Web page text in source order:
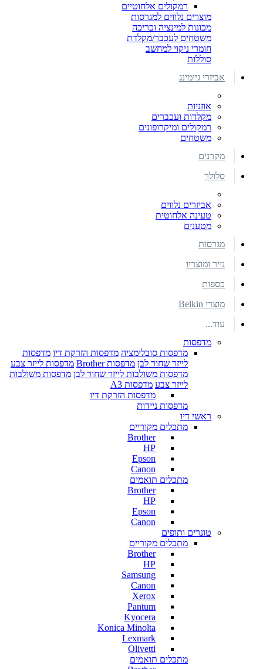
רמקולים אלחוטיים
מוצרים נלווים למגרסות
מכונות למינציה וכריכה
משטחים לעכבר/מקלדת
חומרי ניקוי למחשב
סוללות
אביזרי גיימינג
אוזניות
מקלדות ועכברים
רמקולים ומיקרופונים
משטחים
מקרנים
סלולר
אביזרים נלווים
טעינה אלחוטית
מטענים
מגרסות
נייר ומוצריו
כספות
מוצרי Belkin
עוד...
מדפסות
מדפסות סובלימציה מדפסות הזרקת דיו מדפסות
לייזר שחור לבן מדפסות Brother
מדפסות לייזר צבע
מדפסות משולבות לייזר שחור לבן מדפסות משולבות
לייזר צבע מדפסות A3
מדפסות הזרקת דיו
מדפסות ניידות
ראשי דיו
מתכלים מקוריים
Brother
HP
Epson
Canon
מתכלים תואמים
Brother
HP
Epson
Canon
טונרים ותופים
מתכלים מקוריים
Brother
HP
Samsung
Canon
Xerox
Pantum
Kyocera
Konica Minolta
Lexmark
Olivetti
מתכלים תואמים